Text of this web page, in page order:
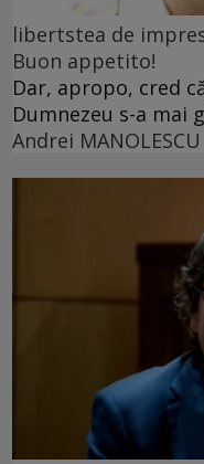
libertstea de
Buon appetito!
Dar, apropo, cred
Dumnezeu s-a mai
Andrei MANOLESCU